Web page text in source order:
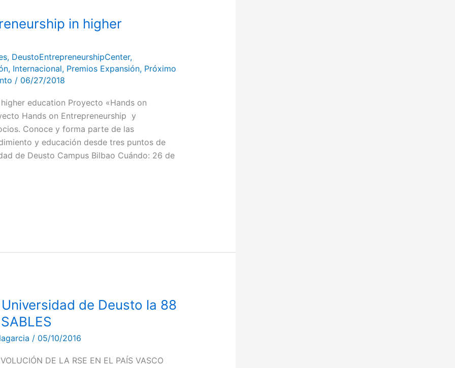
in higher
, DeustoEntrepreneurshipCenter,
, Internacional, Premios Expansión, Próximo
/ 06/27/2018
education Proyecto «Hands on
Hands on Entrepreneurship y
Conoce y forma parte de las
y educación desde tres puntos de
de Deusto Campus Bilbao Cuándo: 26 de
de Deusto la 88
/ 05/10/2016
DE LA RSE EN EL PAÍS VASCO